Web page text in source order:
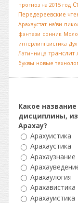
прогноз на 2015 год
Передереевские
Арахаустат на'ви
фэнтези сонник
интерлингвистика
Латинница транслит
буквы новые
Какое
дисциплины,
Арахау?
Арахуистика
Арахаустика
Арахаузнание
Арахаулогия
Арахавистика
Арахауистика